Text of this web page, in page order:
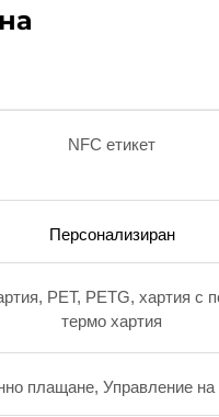
NFC етикет
Персонализиран
PET, PETG, хартия с
термо хартия
плащане, Управление на